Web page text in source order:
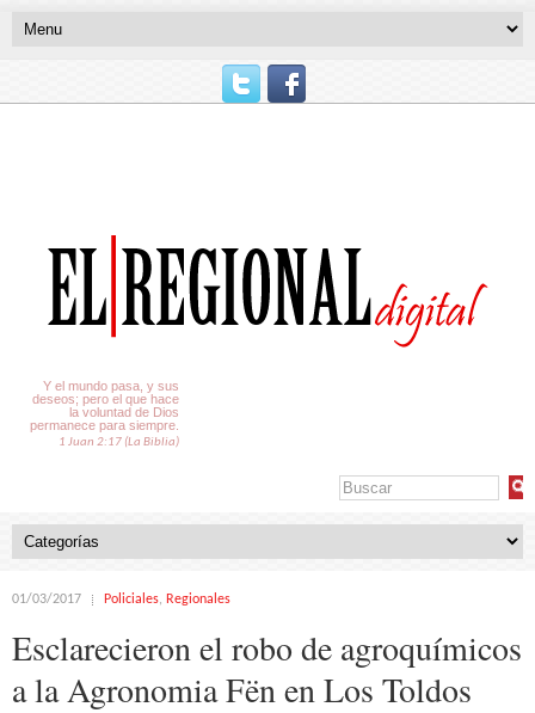
Y el mundo pasa, y sus
deseos; pero el que hace
la voluntad de Dios
permanece para siempre.
1 Juan 2:17 (La Biblia)
01/03/2017 Policiales, Regionales
Esclarecieron el robo de agroquímicos
a la Agronomia Fën en Los Toldos